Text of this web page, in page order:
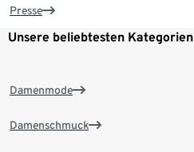
Presse
Unsere beliebtesten Kategorien
Damenmode
Damenschmuck